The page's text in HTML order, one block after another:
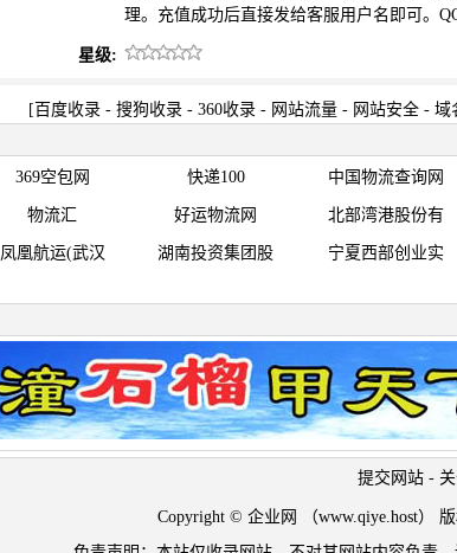
理。充值成功后直接发给客服用户名即可。
星级:
[ 百度收录 - 搜狗收录 - 360收录 - 网站流量 - 网站安全 - 域
369空包网 快递100 中国物流查询网
物流汇 好运物流网 北部湾港股份有
凤凰航运(武汉 湖南投资集团股 宁夏西部创业实
提交网站 -
Copyright © 企业网 （www.qiye.host）